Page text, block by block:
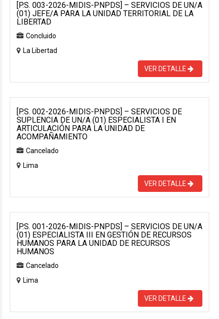
[P.S. 003-2026-MIDIS-PNPDS] – SERVICIOS DE UN/A
(01) JEFE/A PARA LA UNIDAD TERRITORIAL DE LA
LIBERTAD
Concluido
La Libertad
VER DETALLE
[P.S. 002-2026-MIDIS-PNPDS] – SERVICIOS DE
SUPLENCIA DE UN/A (01) ESPECIALISTA I EN
ARTICULACIÓN PARA LA UNIDAD DE
ACOMPAÑAMIENTO
Cancelado
Lima
VER DETALLE
[P.S. 001-2026-MIDIS-PNPDS] – SERVICIOS DE UN/A
(01) ESPECIALISTA III EN GESTIÓN DE RECURSOS
HUMANOS PARA LA UNIDAD DE RECURSOS
HUMANOS
Cancelado
Lima
VER DETALLE